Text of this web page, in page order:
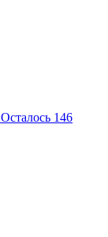
Осталось 146